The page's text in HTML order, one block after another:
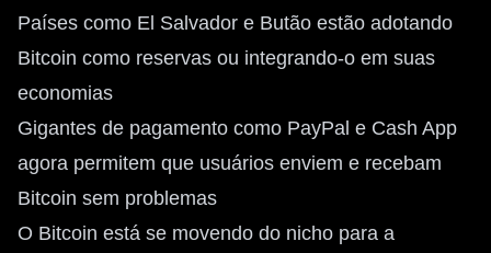
Países como El Salvador e Butão estão adotando
Bitcoin como reservas ou integrando-o em suas
economias
Gigantes de pagamento como PayPal e Cash App
agora permitem que usuários enviem e recebam
Bitcoin sem problemas
O Bitcoin está se movendo do nicho para a